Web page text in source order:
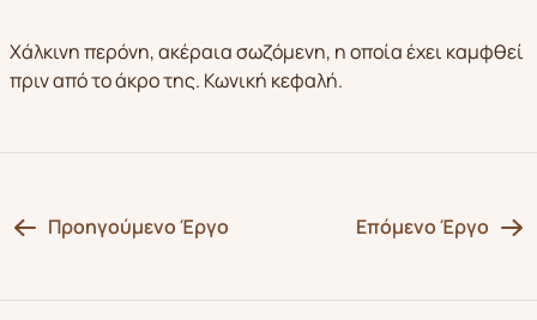
Χάλκινη περόνη, ακέραια σωζόμενη, η οποία έχει καμφθεί
πριν από το άκρο της. Κωνική κεφαλή.
Προηγούμενο Έργο Επόμενο Έργο